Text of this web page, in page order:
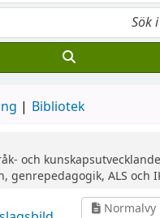
Bibliotek
och
genrepedagogik, ALS och
Normalvy